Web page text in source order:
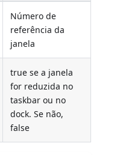
Número de
referência da
janela
true se a janela
for reduzida no
taskbar ou no
dock. Se não,
false